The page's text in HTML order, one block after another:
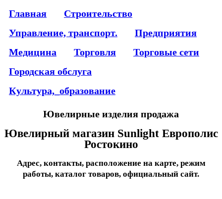
Главная
Строительство
Управление, транспорт.
Предприятия
Медицина
Торговля
Торговые сети
Городская обслуга
Культура,_образование
Ювелирные изделия продажа
Ювелирный магазин Sunlight Европолис
Ростокино
Адрес, контакты, расположение на карте, режим
работы, каталог товаров, официальный сайт.